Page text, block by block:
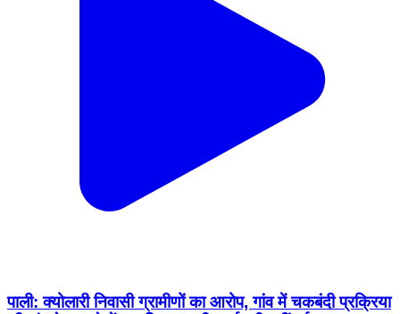
पाली: क्योलारी निवासी ग्रामीणों का आरोप, गांव में चकबंदी प्रक्रिया